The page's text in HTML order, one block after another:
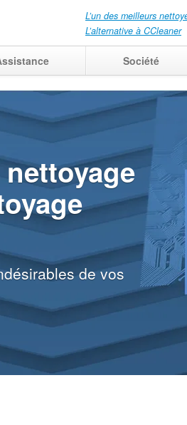
L’un des meilleurs
L’alternative à CCleaner
Société
ce
PC à